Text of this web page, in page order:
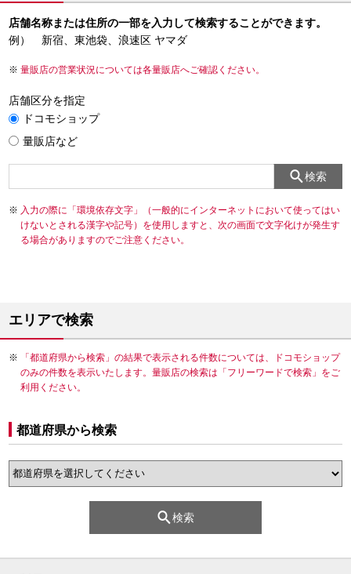
店舗名称または住所の一部を入力して検索することができます。
例） 新宿、東池袋、浪速区 ヤマダ
量販店の営業状況については各量販店へご確認ください。
店舗区分を指定
ドコモショップ
量販店など
検索
入力の際に「環境依存文字」（一般的にインターネットにおいて使ってはい
けないとされる漢字や記号）を使用しますと、次の画面で文字化けが発生す
る場合がありますのでご注意ください。
エリアで検索
「都道府県から検索」の結果で表示される件数については、ドコモショップ
のみの件数を表示いたします。量販店の検索は「フリーワードで検索」をご
利用ください。
都道府県から検索
検索